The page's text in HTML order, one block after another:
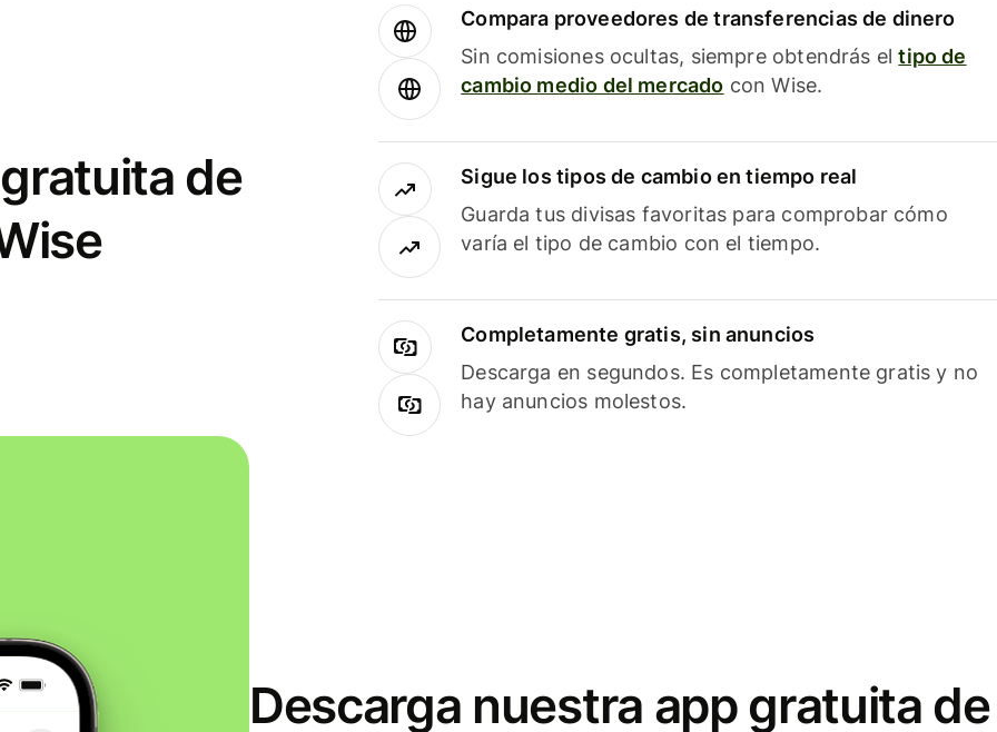
de
Compara proveedores de transferencias de dinero
Sin comisiones ocultas, siempre obtendrás eltipo de
cambio medio del mercado con Wise.
Sigue los tipos de cambio en tiempo real
Guarda tus divisas favoritas para comprobar cómo
varía el tipo de cambio con el tiempo.
Completamente gratis, sin anuncios
Descarga en segundos. Es completamente gratis y no
hay anuncios molestos.
Descarga nuestra app gratuita de